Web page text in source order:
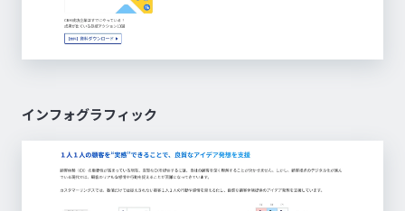
インフォグラフィック